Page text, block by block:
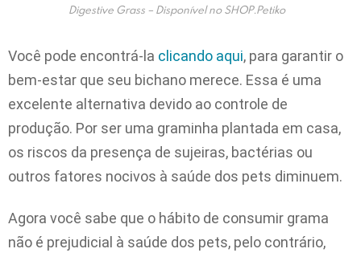
Digestive Grass – Disponível no SHOP.Petiko
Você pode encontrá-la clicando aqui, para garantir o
bem-estar que seu bichano merece. Essa é uma
excelente alternativa devido ao controle de
produção. Por ser uma graminha plantada em casa,
os riscos da presença de sujeiras, bactérias ou
outros fatores nocivos à saúde dos pets diminuem.
Agora você sabe que o hábito de consumir grama
não é prejudicial à saúde dos pets, pelo contrário,